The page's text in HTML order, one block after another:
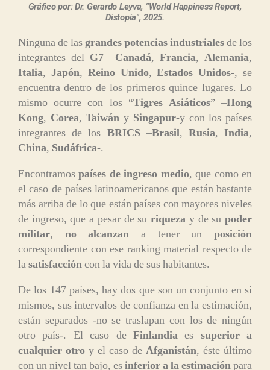
Gráfico por: Dr. Gerardo Leyva, "World Happiness Report,
Distopía", 2025.
Ninguna de lasgrandes potencias industrialesde los
integrantes del G7 –Canadá, Francia,Alemania,
Italia, Japón, Reino Unido,Estados Unidos-, se
encuentra dentro de los primeros quince lugares. Lo
mismo ocurre con los “Tigres Asiáticos” –Hong
Kong, Corea,Taiwán y Singapur-y con los países
integrantes de los BRICS–Brasil, Rusia,India,
China, Sudáfrica-.
Encontramospaíses de ingreso medio, que como en
el caso de países latinoamericanos que están bastante
más arriba de lo que están países con mayores niveles
de ingreso, que a pesar de suriqueza y de supoder
militar, no alcanzan a tener unposición
correspondiente con ese ranking material respecto de
lasatisfaccióncon la vida de sus habitantes.
De los 147 países, hay dos que son un conjunto en sí
mismos, sus intervalos de confianza en la estimación,
están separados -no se traslapan con los de ningún
otro país-. El caso de Finlandiaes superior a
cualquier otro y el caso de Afganistán, éste último
con un nivel tan bajo, esinferior a la estimaciónpara